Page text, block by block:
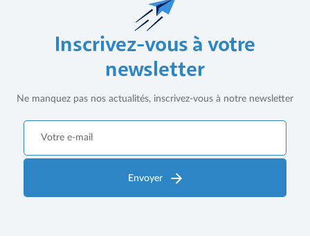
Inscrivez-vous à votre
newsletter
Ne manquez pas nos actualités, inscrivez-vous à notre newsletter
Envoyer